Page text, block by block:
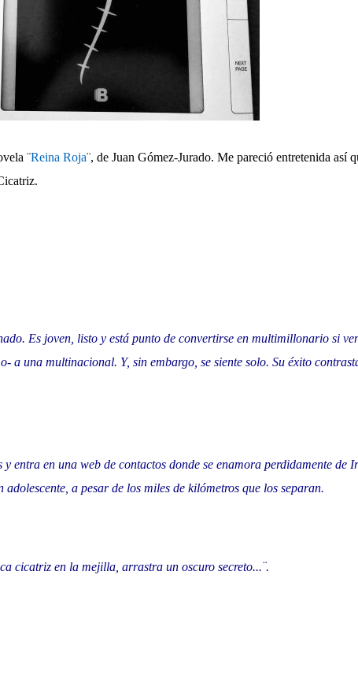
¨Reina Roja¨, de Juan Gómez-Jurado. Me pareció entretenida así
Es joven, listo y está punto de convertirse en multimillonario si
a una multinacional. Y, sin embargo, se siente solo. Su éxito
entra en una web de contactos donde se enamora perdidamente de
a pesar de los miles de kilómetros que los separan.
cicatriz en la mejilla, arrastra un oscuro secreto...¨.